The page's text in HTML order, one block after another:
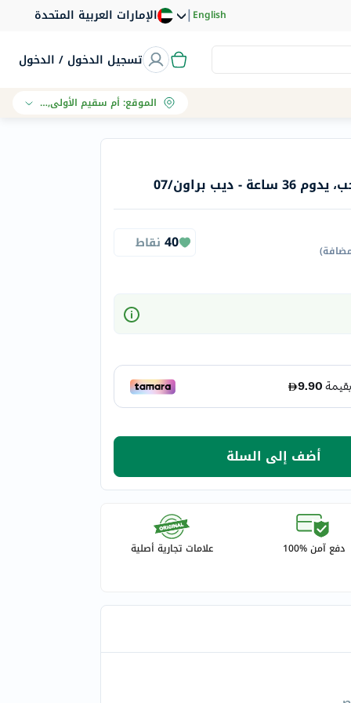
الإمارات العربية المتحدة |English
تسجيل الدخول / الدخول
الموقع:أم سقيم الأولى, دبي
ديب براون/07
)
40 نقاط
أضف إلى السلة
دفع آمن %100 علامات تجارية أصلية